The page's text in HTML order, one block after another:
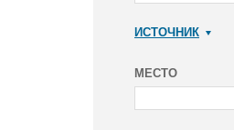
ИСТОЧНИК
МЕСТО